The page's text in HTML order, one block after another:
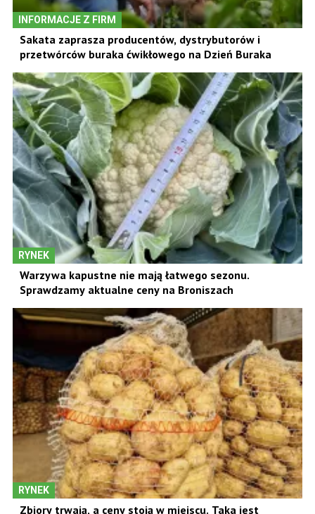
INFORMACJE Z FIRM
Sakata zaprasza producentów, dystrybutorów i
przetwórców buraka ćwikłowego na Dzień Buraka
RYNEK
Warzywa kapustne nie mają łatwego sezonu.
Sprawdzamy aktualne ceny na Broniszach
RYNEK
Zbiory trwają, a ceny stoją w miejscu. Taka jest